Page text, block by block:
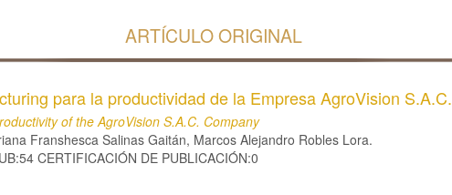
ARTÍCULO ORIGINAL
para la productividad de la Empresa AgroVision S.A.C.
of the AgroVision S.A.C. Company
Franshesca Salinas Gaitán, Marcos Alejandro Robles Lora.
CERTIFICACIÓN DE PUBLICACIÓN:0